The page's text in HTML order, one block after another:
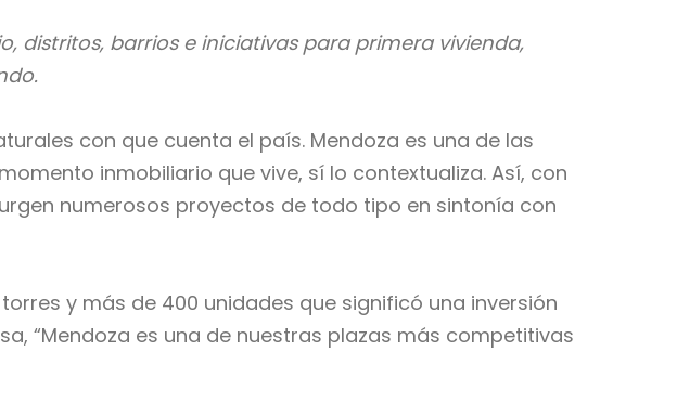
distritos, barrios e iniciativas para primera vivienda,
con que cuenta el país. Mendoza es una de las
inmobiliario que vive, sí lo contextualiza. Así, con
numerosos proyectos de todo tipo en sintonía con
y más de 400 unidades que significó una inversión
“Mendoza es una de nuestras plazas más competitivas